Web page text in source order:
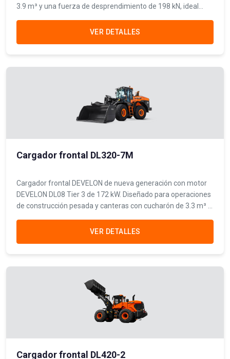
3.9 m³ y una fuerza de desprendimiento de 198 kN, ideal
VER DETALLES
Cargador frontal DL320-7M
Cargador frontal DEVELON de nueva generación con motor
DEVELON DL08 Tier 3 de 172 kW. Diseñado para operaciones
de construcción pesada y canteras con cucharón de 3.3 m³ y
VER DETALLES
Cargador frontal DL420-2